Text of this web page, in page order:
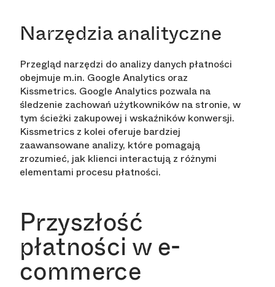
Narzędzia analityczne
Przegląd narzędzi do analizy danych płatności
obejmuje m.in. Google Analytics oraz
Kissmetrics. Google Analytics pozwala na
śledzenie zachowań użytkowników na stronie, w
tym ścieżki zakupowej i wskaźników konwersji.
Kissmetrics z kolei oferuje bardziej
zaawansowane analizy, które pomagają
zrozumieć, jak klienci interactują z różnymi
elementami procesu płatności.
Przyszłość
płatności w e-
commerce